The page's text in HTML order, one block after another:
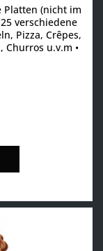
(nicht im
verschiedene
Pizza, Crêpes,
Churros u.v.m •